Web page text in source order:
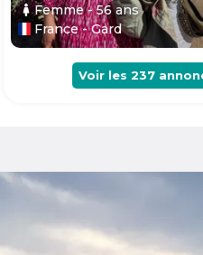
Femme- 56ans
France - Gard
Voir les 237